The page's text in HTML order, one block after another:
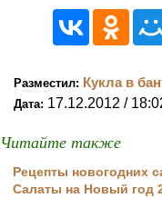
Разместил: Кукла в
Дата: 17.12.2012 /
Читайте также
Рецепты новогодних
Салаты на Новый год